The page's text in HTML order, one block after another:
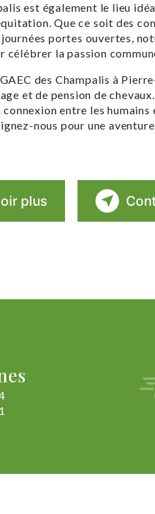
est également le lieu
Que ce soit des
portes ouvertes,
célébrer la passion
des Champalis à
et de pension de
entre les humains
nous pour une
plus